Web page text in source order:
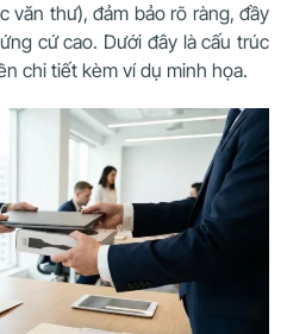
văn thư), đảm bảo rõ ràng, đầy
cứ cao. Dưới đây là cấu trúc
chi tiết kèm ví dụ minh họa.